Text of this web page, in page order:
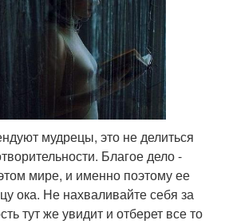
мудрецы, это не делиться
Благое дело -
мире, и именно поэтому ее
ока. Не нахваливайте себя за
тут же увидит и отберет все то